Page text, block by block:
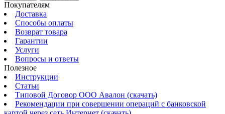
Покупателям
Доставка
Способы оплаты
Возврат товара
Гарантии
Услуги
Вопросы и ответы
Полезное
Инструкции
Статьи
Типовой Договор ООО Авалон (скачать)
Рекомендации при совершении операций с банковской